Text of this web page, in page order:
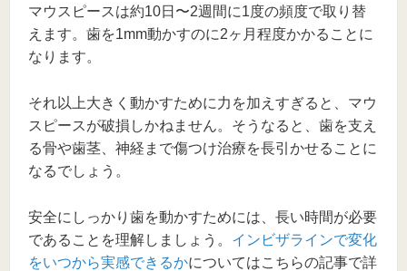
マウスピースは約10日〜2週間に1度の頻度で取り替
えます。歯を1mm動かすのに2ヶ月程度かかることに
なります。
それ以上大きく動かすために力を加えすぎると、マウ
スピースが破損しかねません。そうなると、歯を支え
る骨や歯茎、神経まで傷つけ治療を長引かせることに
なるでしょう。
安全にしっかり歯を動かすためには、長い時間が必要
であることを理解しましょう。 インビザラインで変化
をいつから実感できるかについてはこちらの記事で詳